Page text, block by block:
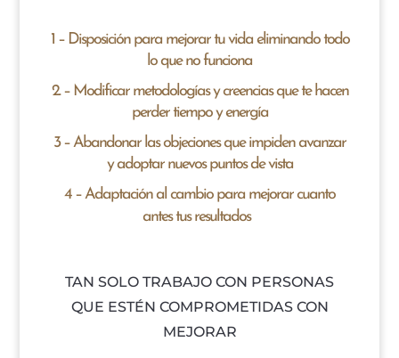
1 – Disposición para mejorar tu vida eliminando todo
lo que no funciona
2. – Modificar metodologías y creencias que te hacen
perder tiempo y energía
3 – Abandonar las objeciones que impiden avanzar
y adoptar nuevos puntos de vista
4 – Adaptación al cambio para mejorar cuanto
antes tus resultados
TAN SOLO TRABAJO CON PERSONAS
QUE ESTÉN COMPROMETIDAS CON
MEJORAR